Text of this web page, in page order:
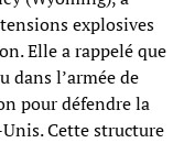
explosives
Elle a rappelé que
dans l’armée de
pour défendre la
Cette structure